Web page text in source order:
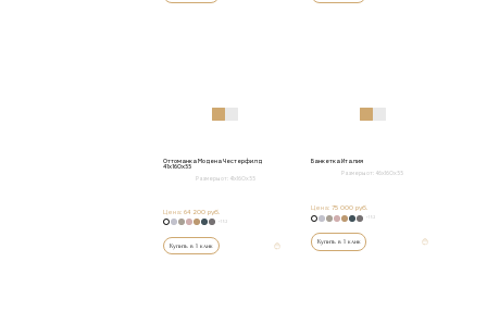
Оттоманка Модена Честерфилд
41х160х55
Размеры от: 41х160х55
Цена: 64 200 руб.
+152
Купить в 1 клик
Банкетка Италия
Размеры от: 46х160х55
Цена:75 000 руб.
+152
Купить в 1 клик